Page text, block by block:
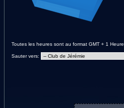
Toutes les heures sont au format GMT + 1 Heure
Sauter vers: